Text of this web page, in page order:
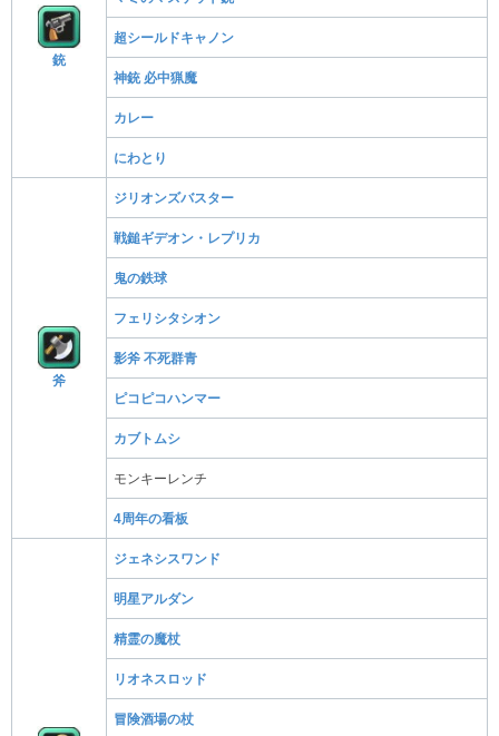
銃
超シールドキャノン
神銃 必中猟魔
カレー
にわとり
斧
ジリオンズバスター
戦鎚ギデオン・レプリカ
鬼の鉄球
フェリシタシオン
影斧 不死群青
ピコピコハンマー
カブトムシ
モンキーレンチ
4周年の看板
ジェネシスワンド
明星アルダン
精霊の魔杖
リオネスロッド
冒険酒場の杖